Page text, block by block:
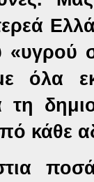
«υγρού
όλα
τη
κάθε